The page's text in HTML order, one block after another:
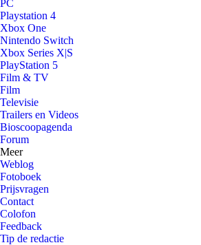
PC
Playstation 4
Xbox One
Nintendo Switch
Xbox Series X|S
PlayStation 5
Film & TV
Film
Televisie
Trailers en Videos
Bioscoopagenda
Forum
Meer
Weblog
Fotoboek
Prijsvragen
Contact
Colofon
Feedback
Tip de redactie